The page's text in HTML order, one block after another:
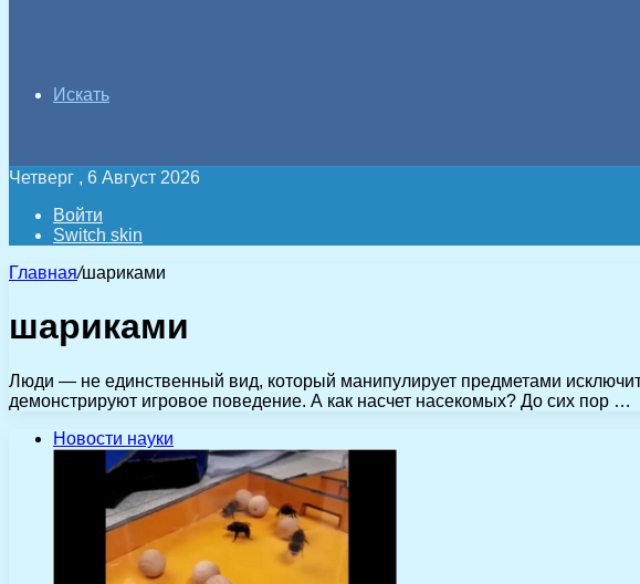
Искать
Четверг , 6 Август 2026
Войти
Switch skin
Главная/шариками
шариками
Люди — не единственный вид, который манипулирует предметами
демонстрируют игровое поведение. А как насчет насекомых? До сих пор …
Новости науки